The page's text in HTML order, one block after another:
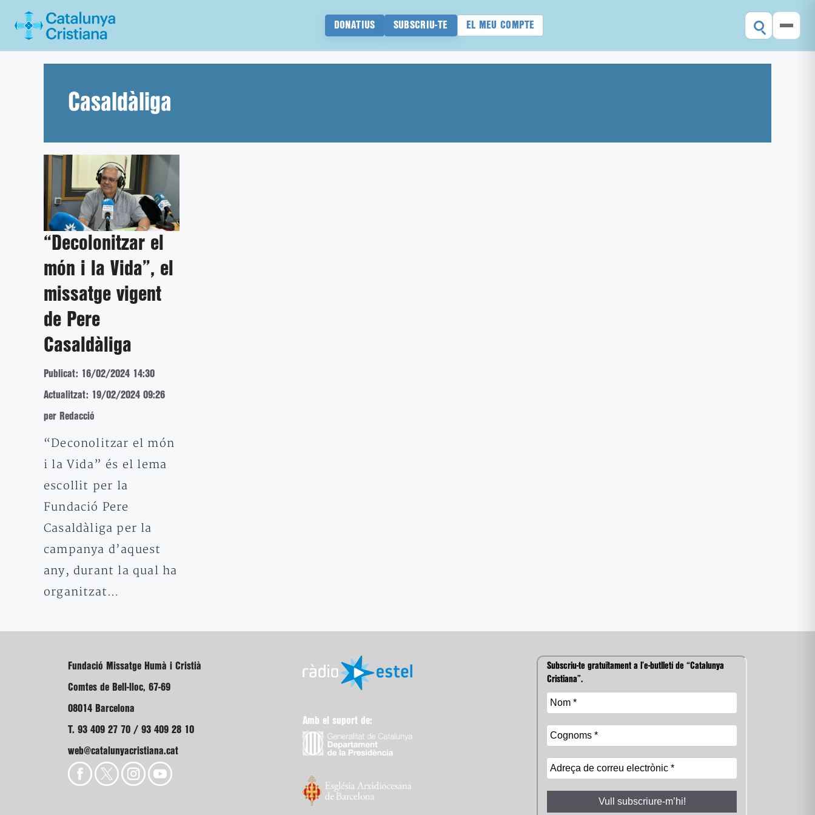
DONATIUS SUBSCRIU-TE EL MEU COMPTE
Casaldàliga
“Decolonitzar el
món i la Vida”, el
missatge vigent
de Pere
Casaldàliga
Publicat: 16/02/2024 14:30
Actualitzat: 19/02/2024 09:26
per Redacció
“Deconolitzar el món
i la Vida” és el lema
escollit per la
Fundació Pere
Casaldàliga per la
campanya d’aquest
any, durant la qual ha
organitzat…
Fundació Missatge Humà i Cristià
Comtes de Bell-lloc, 67-69
08014 Barcelona
T. 93 409 27 70 / 93 409 28 10
web@catalunyacristiana.cat
Amb el suport de:
Subscriu-te gratuïtament a l’e-butlletí de “Catalunya
Cristiana”.